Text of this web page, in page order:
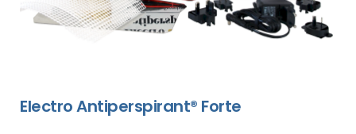
Electro Antiperspirant® Forte